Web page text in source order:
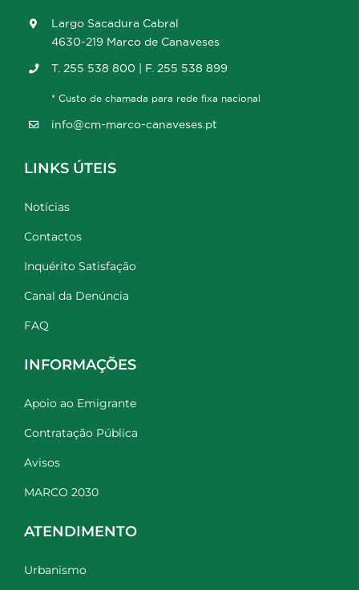
Largo Sacadura Cabral
4630-219 Marco de Canaveses
T. 255 538 800 | F. 255 538 899
* Custo de chamada para rede fixa nacional
info@cm-marco-canaveses.pt
LINKS ÚTEIS
Notícias
Contactos
Inquérito Satisfação
Canal da Denúncia
FAQ
INFORMAÇÕES
Apoio ao Emigrante
Contratação Pública
Avisos
MARCO 2030
ATENDIMENTO
Urbanismo